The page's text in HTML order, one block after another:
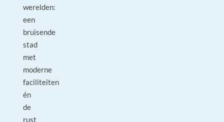
werelden:
een
bruisende
stad
met
moderne
faciliteiten
én
de
rust